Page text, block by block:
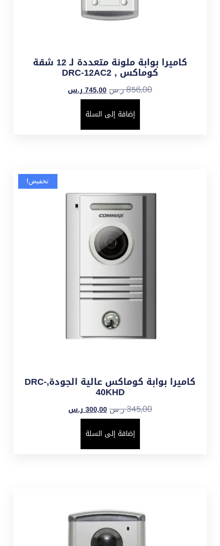
كاميرا بوابة ملونة متعددة لـ 12 شقة
كوماكس , DRC-12AC2
856,00ر.س 745,00 ر.س
إضافة إلى السلة
تخفيض!
كاميرا بوابة كوماكس عالية الجودة,DRC-
40KHD
345,00ر.س 300,00ر.س
إضافة إلى السلة